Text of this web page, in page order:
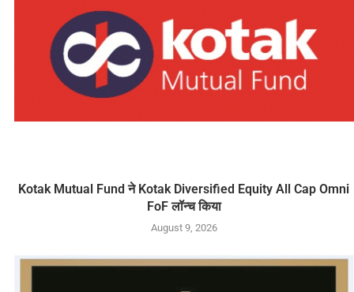
Kotak Mutual Fund ने Kotak Diversified Equity All Cap Omni
FoF लॉन्च किया
August 9, 2026